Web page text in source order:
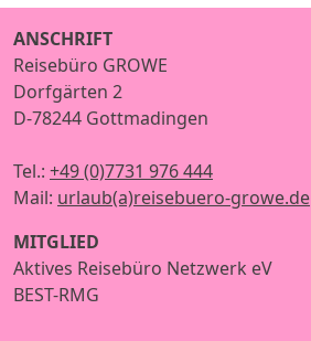
ANSCHRIFT
Reisebüro GROWE
Dorfgärten 2
D-78244 Gottmadingen
Tel.: +49 (0)7731 976 444
Mail: urlaub(a)reisebuero-growe.de
MITGLIED
Aktives Reisebüro Netzwerk eV
BEST-RMG